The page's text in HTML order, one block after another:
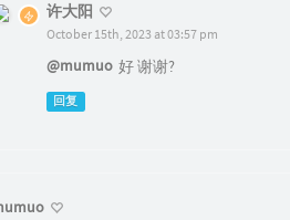
许大阳
October 15th, 2023 at 03:57 pm
@mumuo 好 谢谢?
回复